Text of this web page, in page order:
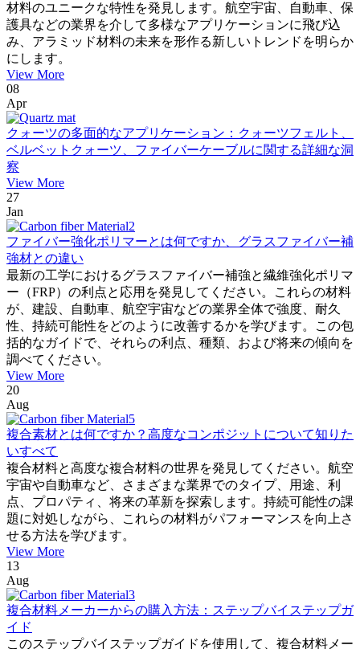
材料のユニークな特性を発見します。航空宇宙、自動車、保
護具などの業界を介して多様なアプリケーションに飛び込
み、アラミッド材料の未来を形作る新しいトレンドを明らか
にします。
View More
08
Apr
クォーツの多面的なアプリケーション：クォーツフェルト、
ベルベットクォーツ、ファイバーケーブルに関する詳細な洞
察
View More
27
Jan
ファイバー強化ポリマーとは何ですか、グラスファイバー補
強材との違い
最新の工学におけるグラスファイバー補強と繊維強化ポリマ
ー（FRP）の利点と応用を発見してください。これらの材料
が、建設、自動車、航空宇宙などの業界全体で強度、耐久
性、持続可能性をどのように改善するかを学びます。この包
括的なガイドで、それらの利点、種類、および将来の傾向を
調べてください。
View More
20
Aug
複合素材とは何ですか？高度なコンポジットについて知りた
いすべて
複合材料と高度な複合材料の世界を発見してください。航空
宇宙や自動車など、さまざまな業界でのタイプ、用途、利
点、プロパティ、将来の革新を探索します。持続可能性の課
題に対処しながら、これらの材料がパフォーマンスを向上さ
せる方法を学びます。
View More
13
Aug
複合材料メーカーからの購入方法：ステップバイステップガ
イド
このステップバイステップガイドを使用して、複合材料メー